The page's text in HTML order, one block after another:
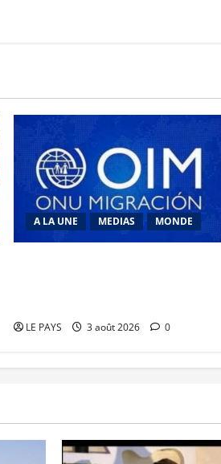
A LA UNE MEDIAS MONDE
LE PAYS 3 août 2026 0